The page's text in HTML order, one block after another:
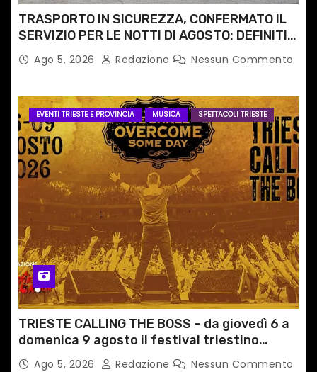
TRASPORTO IN SICUREZZA, CONFERMATO IL
SERVIZIO PER LE NOTTI DI AGOSTO: DEFINITI
PERCORSI, FERMATE E ORARIO
Ago 5, 2026 Redazione Nessun Commento
EVENTI TRIESTE E PROVINCIA MUSICA SPETTACOLI TRIESTE
TRIESTE CALLING THE BOSS – da giovedì 6 a
domenica 9 agosto il festival triestino
dedicato a Springsteen
Ago 5, 2026 Redazione Nessun Commento